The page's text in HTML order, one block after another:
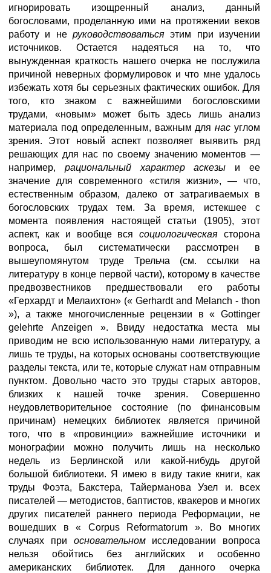
игнорировать изощренный анализ, данный
богословами, проделанную ими на протяжении веков
работу и не руководствоватьсяэтим при изучении
источников. Остается надеяться на то, что
вынужденная краткость нашего очерка не послужила
причиной неверных формулировок и что мне удалось
избежать хотя бы серьезных фактических ошибок. Для
того, кто знаком с важнейшими богословскими
трудами, «новым» может быть здесь лишь анализ
материала под определенным, важным длянасуглом
зрения. Этот новый аспект позволяет выявить ряд
решающих для нас по своему значению моментов —
например, рациональный характер аскезы и ее
значение для современного «стиля жизни», — что,
естественным образом, далеко от затрагиваемых в
богословских трудах тем. За время, истекшее с
момента появления настоящей статьи (1905), этот
аспект, как и вообще всясоциологическаясторона
вопроса, был систематически рассмотрен в
вышеупомянутом труде Трельча (см. ссылки на
литературу в конце первой части), которому в качестве
предвозвестников предшествовали его работы
«Герхардт и Мелаихтон» (« Gerhardt and Melanch - thon
»), а также многочисленные рецензии в « Gottinger
gelehrte Anzeigen ». Ввиду недостатка места мы
приводим не всю использованную нами литературу, а
лишь те труды, на которых основаны соответствующие
разделы текста, или те, которые служат нам отправным
пунктом. Довольно часто это труды старых авторов,
близких к нашей точке зрения. Совершенно
неудовлетворительное состояние (по финансовым
причинам) немецких библиотек является причиной
того, что в «провинции» важнейшие источники и
монографии можно получить лишь на несколько
недель из Берлинской или какой-нибудь другой
большой библиотеки. Я имею в виду такие книги, как
труды Фоэта, Бакстера, Тайерманова Узел и. всех
писателей — методистов, баптистов, квакеров и многих
других писателей раннего периода Реформации, не
вошедших в « Corpus Reformatorum ». Во многих
случаях при основательном исследовании вопроса
нельзя обойтись без английских и особенно
американских библиотек. Для данного очерка